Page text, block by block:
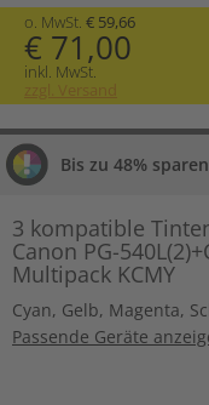
o. MwSt. € 59,66
€ 71,00
inkl. MwSt.
zzgl. Versand
Bis zu 48% sparen
3 kompatible
Canon PG-
Multipack KCMY
Cyan, Gelb, Magenta,
Passende Geräte